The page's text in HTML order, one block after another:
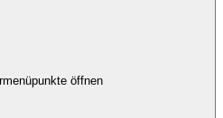
öffnen